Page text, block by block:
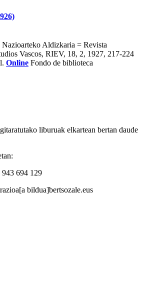
Aldizkaria = Revista
Vascos, RIEV, 18, 2, 1927, 217-224
Online Fondo de biblioteca
liburuak elkartean bertan daude
694 129
bildua]bertsozale.eus